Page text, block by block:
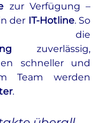
der IT-Hotline. So
zuverlässig,
schneller und
.